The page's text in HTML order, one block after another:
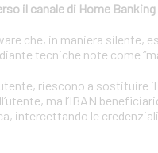
il canale di Home Banking
che, in maniera silente,
tecniche note come
riescono a
ma l’IBAN
intercettando le